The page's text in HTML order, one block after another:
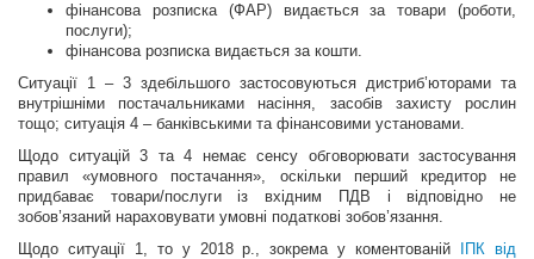
фінансова розписка (ФАР) видається за товари (роботи,
послуги);
фінансова розписка видається за кошти.
Ситуації 1 – 3 здебільшого застосовуються дистриб’юторами та
внутрішніми постачальниками насіння, засобів захисту рослин
тощо; ситуація 4 – банківськими та фінансовими установами.
Щодо ситуацій 3 та 4 немає сенсу обговорювати застосування
правил «умовного постачання», оскільки перший кредитор не
придбаває товари/послуги із вхідним ПДВ і відповідно не
зобов’язаний нараховувати умовні податкові зобов’язання.
Щодо ситуації 1, то у 2018 р., зокрема у коментованій
ІПК від